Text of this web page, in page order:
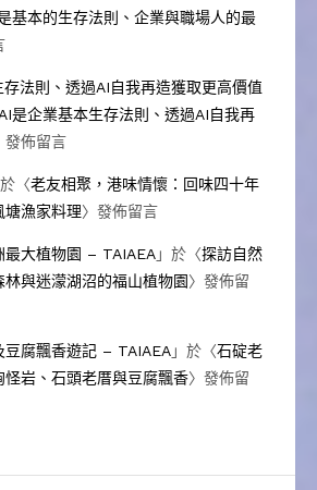
基本的生存法則、企業與職場人的最
法則、透過AI自我再造獲取更高價值
AI是企業基本生存法則、透過AI自我再
發佈留言
〈老友相聚，港味情懷：回味四十年
塘漁家料理〉發佈留言
最大植物園 – TAIAEA」於〈探訪自然
與迷濛湖沼的福山植物園〉發佈留
豆腐飄香遊記 – TAIAEA」於〈石碇老
怪岩、石頭老厝與豆腐飄香〉發佈留